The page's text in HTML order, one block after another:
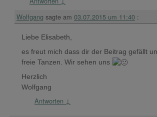
Wolfgang sagte am 03.07.2015 um 11:40 :
Liebe Elisabeth,
es freut mich dass dir der Beitrag gefällt
freie Tanzen. Wir sehen uns
Herzlich
Wolfgang
Antworten ↓